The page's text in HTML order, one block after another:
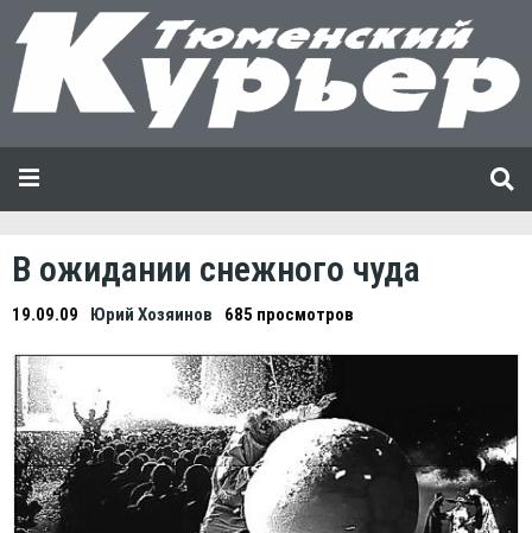
В ожидании снежного чуда
19.09.09 Юрий Хозяинов 685 просмотров